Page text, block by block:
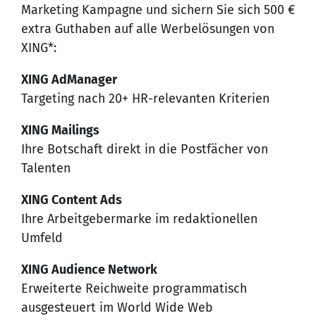
Marketing Kampagne und sichern Sie sich 500 €
extra Guthaben auf alle Werbelösungen von
XING*:
XING AdManager
Targeting nach 20+ HR-relevanten Kriterien
XING Mailings
Ihre Botschaft direkt in die Postfächer von
Talenten
XING Content Ads
Ihre Arbeitgebermarke im redaktionellen
Umfeld
XING Audience Network
Erweiterte Reichweite programmatisch
ausgesteuert im World Wide Web